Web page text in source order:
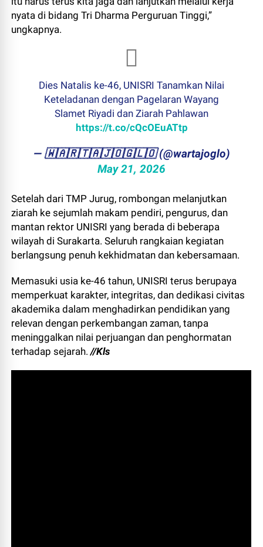
nyata di bidang Tri Dharma Perguruan Tinggi,”
ungkapnya.
Dies Natalis ke-46, UNISRI Tanamkan Nilai
Keteladanan dengan Pagelaran Wayang
Slamet Riyadi dan Ziarah Pahlawan
https://t.co/cQcOEuATtp
— ​🇼​​🇦​​🇷​​🇹​​🇦​​🇯​​🇴​​🇬​​🇱​​🇴 (@wartajoglo)
May 21, 2026
Setelah dari TMP Jurug, rombongan melanjutkan
ziarah ke sejumlah makam pendiri, pengurus, dan
mantan rektor UNISRI yang berada di beberapa
wilayah di Surakarta. Seluruh rangkaian kegiatan
berlangsung penuh kekhidmatan dan kebersamaan.
Memasuki usia ke-46 tahun, UNISRI terus berupaya
memperkuat karakter, integritas, dan dedikasi civitas
akademika dalam menghadirkan pendidikan yang
relevan dengan perkembangan zaman, tanpa
meninggalkan nilai perjuangan dan penghormatan
terhadap sejarah.//Kls